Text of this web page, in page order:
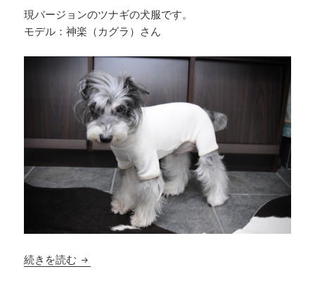
現バージョンのツナギの犬服です。
モデル：神楽（カグラ）さん
続きを読む ツナギの犬服（現バージョン）